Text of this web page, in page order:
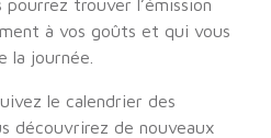
trouver l’émission
à vos goûts et qui vous
la journée.
le calendrier des
découvrirez de nouveaux